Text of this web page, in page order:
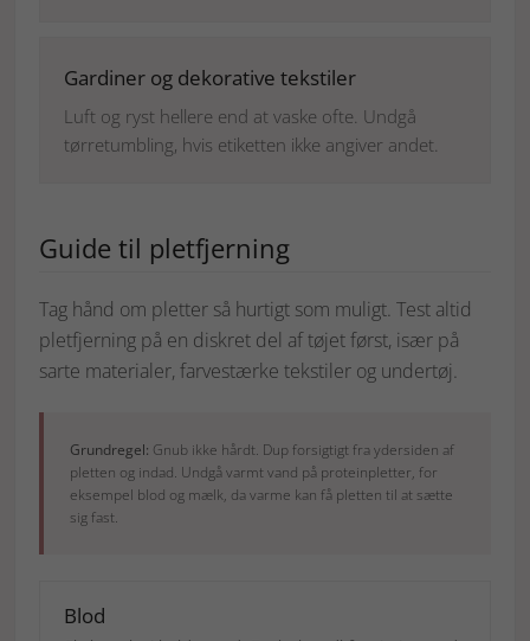
Gardiner og dekorative tekstiler
Luft og ryst hellere end at vaske ofte. Undgå
tørretumbling, hvis etiketten ikke angiver andet.
Guide til pletfjerning
Tag hånd om pletter så hurtigt som muligt. Test altid
pletfjerning på en diskret del af tøjet først, især på
sarte materialer, farvestærke tekstiler og undertøj.
Grundregel: Gnub ikke hårdt. Dup forsigtigt fra ydersiden af
pletten og indad. Undgå varmt vand på proteinpletter, for
eksempel blod og mælk, da varme kan få pletten til at sætte
sig fast.
Blod